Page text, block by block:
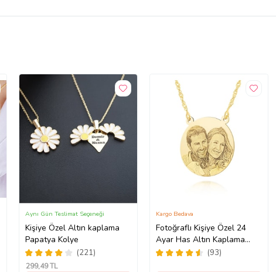
Kişiye Özel Altın kaplama
Papatya Kolye
(221)
Aynı Gün Teslimat Seçeneği
299,49 TL
Fotoğraflı Kişiye Özel 24
Ayar Has Altın Kaplama
Kolye
(93)
Kargo Bedava